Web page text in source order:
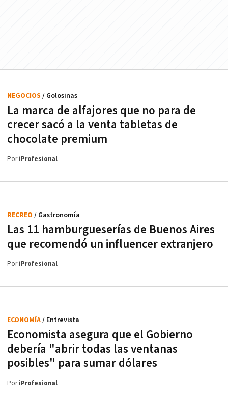
La marca de alfajores que no para de
crecer sacó a la venta tabletas de
chocolate premium
NEGOCIOS / Golosinas
PoriProfesional
Las 11 hamburgueserías de Buenos Aires
que recomendó un influencer extranjero
RECREO / Gastronomía
PoriProfesional
Economista asegura que el Gobierno
debería "abrir todas las ventanas
posibles" para sumar dólares
ECONOMÍA/ Entrevista
PoriProfesional